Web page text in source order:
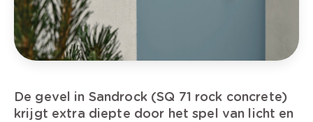
De gevel in Sandrock (SQ 71 rock concrete)
krijgt extra diepte door het spel van licht en